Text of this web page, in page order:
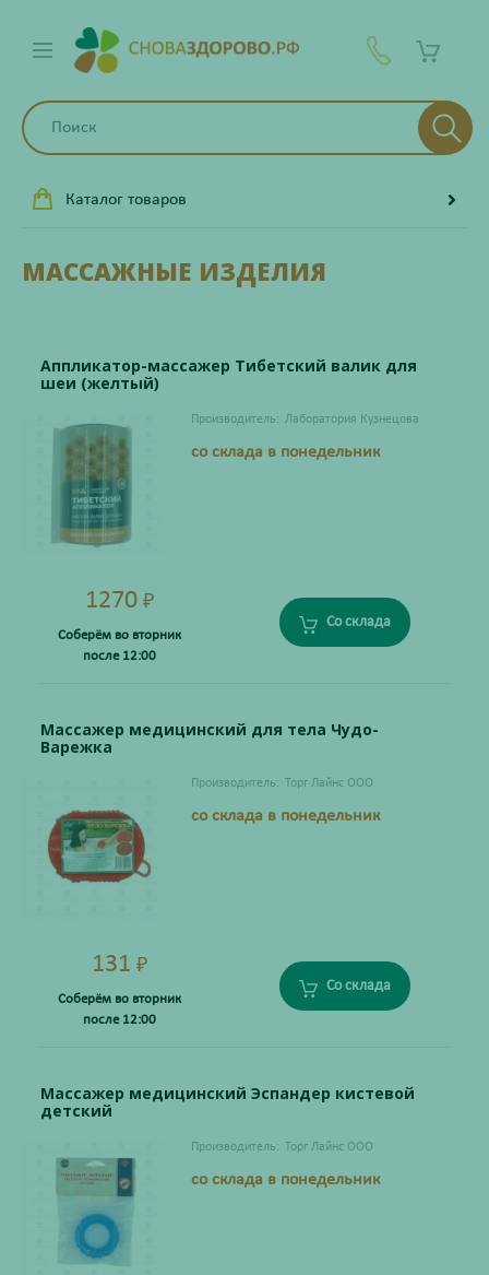
Каталог товаров
МАССАЖНЫЕ ИЗДЕЛИЯ
Аппликатор-массажер Тибетский валик для
шеи (желтый)
Производитель: Лаборатория Кузнецова
со склада в понедельник
1270 ₽
Соберём во вторник
после 12:00
Со склада
Массажер медицинский для тела Чудо-
Варежка
Производитель: Торг Лайнс ООО
со склада в понедельник
131 ₽
Соберём во вторник
после 12:00
Со склада
Массажер медицинский Эспандер кистевой
детский
Производитель: Торг Лайнс ООО
со склада в понедельник